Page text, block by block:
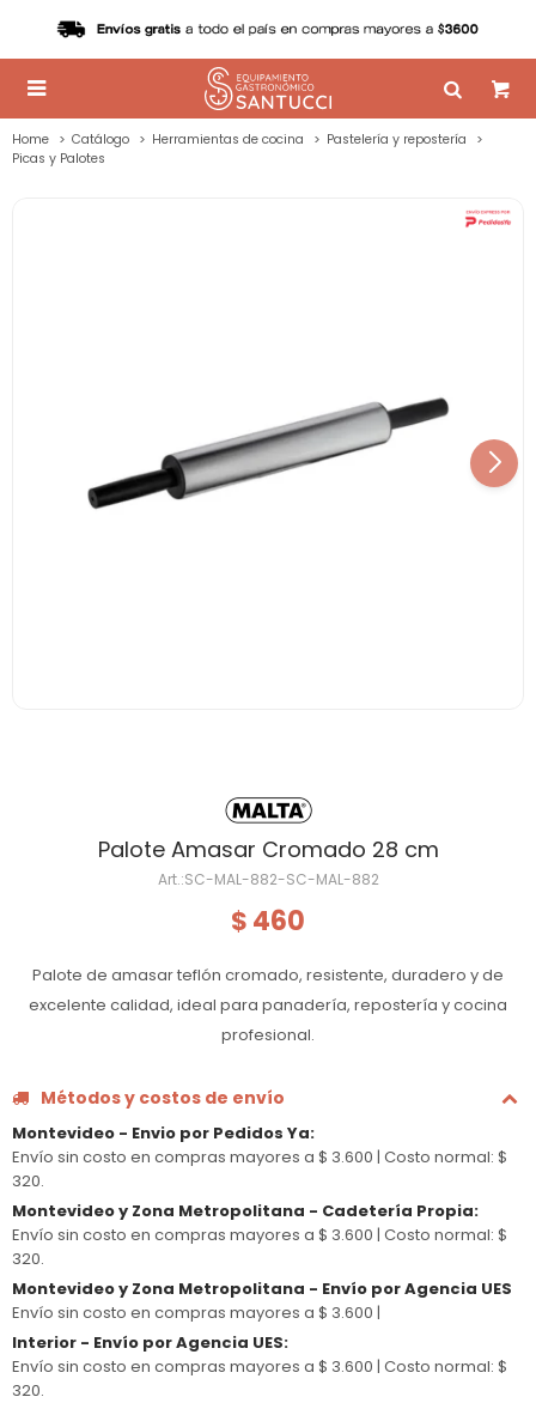

Home Catálogo Herramientas de cocina
Pastelería y repostería
Picas y Palotes
Palote Amasar Cromado 28 cm
SC-MAL-882-SC-MAL-882
$ 460
Palote de amasar teflón cromado, resistente, duradero y de
excelente calidad, ideal para panadería, repostería y cocina
profesional.
Métodos y costos de envío
Montevideo - Envio por Pedidos Ya:
Envío sin costo en compras mayores a $ 3.600 | Costo normal: $
320.
Montevideo y Zona Metropolitana - Cadetería Propia:
Envío sin costo en compras mayores a $ 3.600 | Costo normal: $
320.
Montevideo y Zona Metropolitana - Envío por Agencia UES
Envío sin costo en compras mayores a $ 3.600 |
Interior - Envío por Agencia UES:
Envío sin costo en compras mayores a $ 3.600 | Costo normal: $
320.